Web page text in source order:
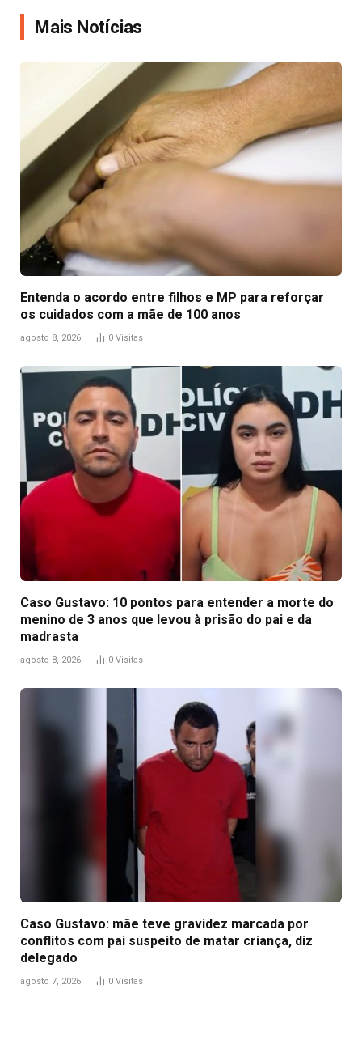
Mais Notícias
Entenda o acordo entre filhos e MP para reforçar
os cuidados com a mãe de 100 anos
agosto 8, 2026 0 Visitas
Caso Gustavo: 10 pontos para entender a morte do
menino de 3 anos que levou à prisão do pai e da
madrasta
agosto 8, 2026 0 Visitas
Caso Gustavo: mãe teve gravidez marcada por
conflitos com pai suspeito de matar criança, diz
delegado
agosto 7, 2026 0 Visitas